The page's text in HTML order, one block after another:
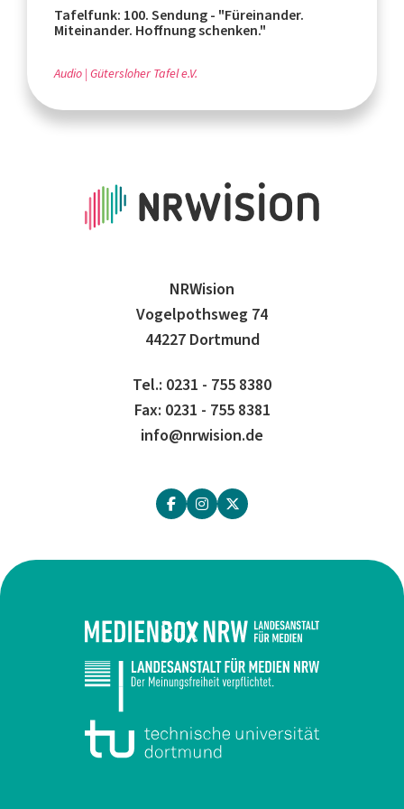
Tafelfunk: 100. Sendung - "Füreinander.
Miteinander. Hoffnung schenken."
Audio Gütersloher Tafel e.V.
NRWision
Vogelpothsweg 74
44227 Dortmund
Tel.: 0231 - 755 8380
Fax: 0231 - 755 8381
info@nrwision.de